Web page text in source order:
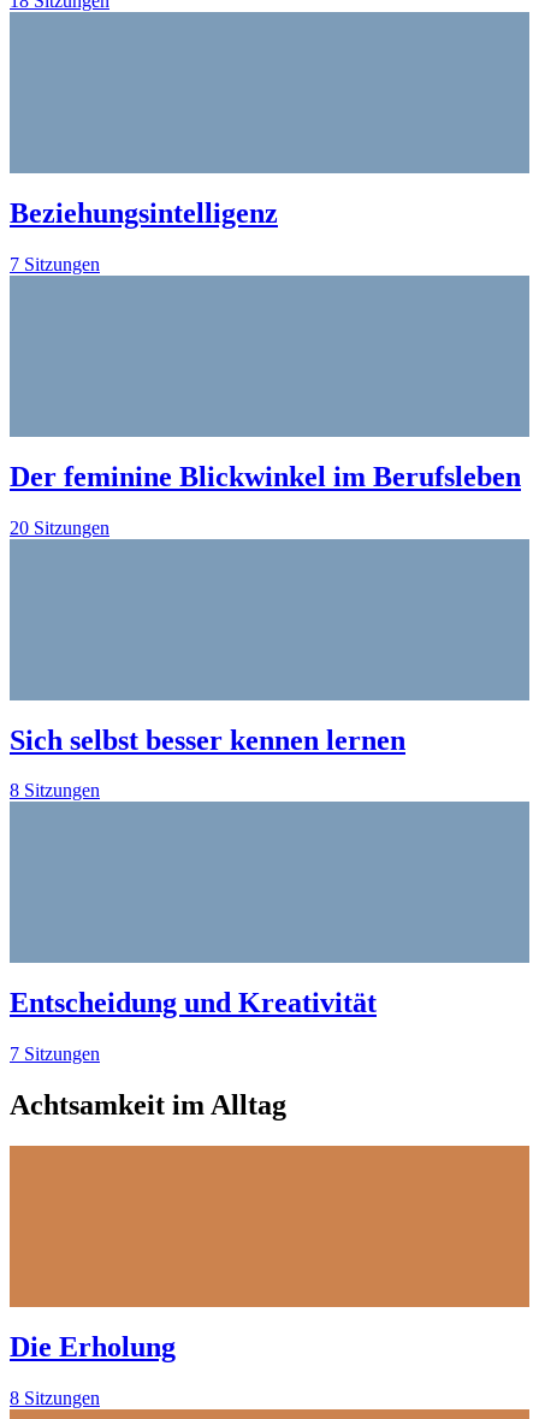
Beziehungsintelligenz
7 Sitzungen
Der feminine Blickwinkel im Berufsleben
20 Sitzungen
Sich selbst besser kennen lernen
8 Sitzungen
Entscheidung und Kreativität
7 Sitzungen
Achtsamkeit im Alltag
Die Erholung
8 Sitzungen